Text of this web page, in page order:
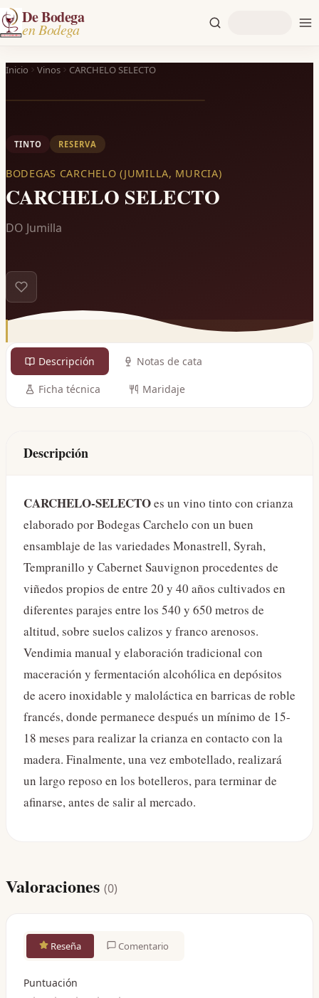
De Bodega
en Bodega
Inicio Vinos CARCHELO SELECTO
TINTO RESERVA
BODEGAS CARCHELO (JUMILLA, MURCIA)
CARCHELO SELECTO
DO Jumilla
Descripción Notas de cata
Ficha técnica Maridaje
Descripción
CARCHELO-SELECTOes un vino tinto con crianza
elaborado por Bodegas Carchelo con un buen
ensamblaje de las variedades Monastrell, Syrah,
Tempranillo y Cabernet Sauvignon procedentes de
viñedos propios de entre 20 y 40 años cultivados en
diferentes parajes entre los 540 y 650 metros de
altitud, sobre suelos calizos y franco arenosos.
Vendimia manual y elaboración tradicional con
maceración y fermentación alcohólica en depósitos
de acero inoxidable y maloláctica en barricas de roble
francés, donde permanece después un mínimo de 15-
18 meses para realizar la crianza en contacto con la
madera. Finalmente, una vez embotellado, realizará
un largo reposo en los botelleros, para terminar de
afinarse, antes de salir al mercado.
Valoraciones (0)
Reseña Comentario
Puntuación